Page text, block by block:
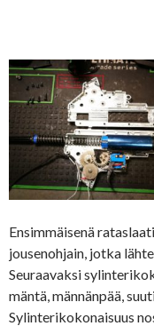
Ensimmäisenä
jousenohjain, jotka
Seuraavaksi
mäntä, männänpää,
Sylinterikokonaisuus